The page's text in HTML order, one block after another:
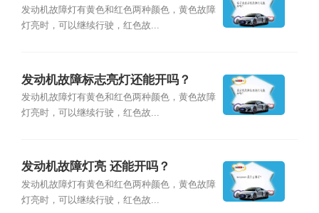
发动机故障灯有黄色和红色两种颜色，⻩⾊故障
灯亮时，可以继续行驶，红色故...
发动机故障标志亮灯还能开吗？
发动机故障灯有黄色和红色两种颜色，⻩⾊故障
灯亮时，可以继续行驶，红色故...
发动机故障灯亮 还能开吗？
发动机故障灯有黄色和红色两种颜色，⻩⾊故障
灯亮时，可以继续行驶，红色故...